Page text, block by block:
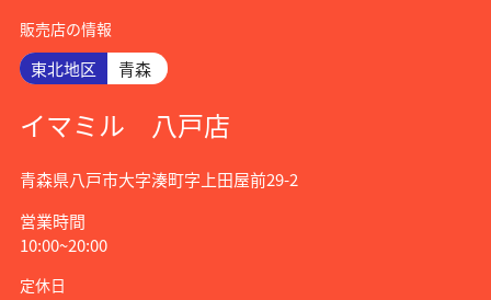
販売店の情報
東北地区 青森
イマミル 八戸店
青森県八戸市大字湊町字上田屋前29-2
営業時間
10:00~20:00
定休日